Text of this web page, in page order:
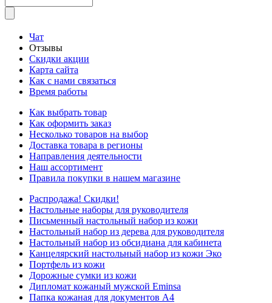
Чат
Отзывы
Скидки акции
Карта сайта
Как с нами связаться
Время работы
Как выбрать товар
Как оформить заказ
Несколько товаров на выбор
Доставка товара в регионы
Направления деятельности
Наш ассортимент
Правила покупки в нашем магазине
Распродажа! Скидки!
Настольные наборы для руководителя
Письменный настольный набор из кожи
Настольный набор из дерева для руководителя
Настольный набор из обсидиана для кабинета
Канцелярский настольный набор из кожи Эко
Портфель из кожи
Дорожные сумки из кожи
Дипломат кожаный мужской Eminsa
Папка кожаная для документов А4